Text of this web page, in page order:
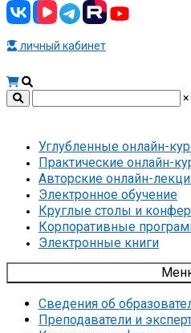
личный кабинет
×
Углубленные онлайн-
Практические онлайн-
Авторские онлайн-
Электронное обучение
Круглые столы и
Корпоративные
Электронные книги
Сведения об
Преподаватели и